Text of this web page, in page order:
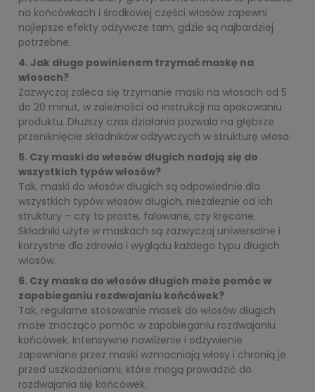
na końcówkach i środkowej części włosów zapewni
najlepsze efekty odżywcze tam, gdzie są najbardziej
potrzebne.
4. Jak długo powinienem trzymać maskę na
włosach?
Zazwyczaj zaleca się trzymanie maski na włosach od 5
do 20 minut, w zależności od instrukcji na opakowaniu
produktu. Dłuższy czas działania pozwala na głębsze
przeniknięcie składników odżywczych w strukturę włosa.
5. Czy maski do włosów długich nadają się do
wszystkich typów włosów?
Tak, maski do włosów długich są odpowiednie dla
wszystkich typów włosów długich, niezależnie od ich
struktury – czy to proste, falowane, czy kręcone.
Składniki użyte w maskach są zazwyczaj uniwersalne i
korzystne dla zdrowia i wyglądu każdego typu długich
włosów.
6. Czy maska do włosów długich może pomóc w
zapobieganiu rozdwajaniu końcówek?
Tak, regularne stosowanie masek do włosów długich
może znacząco pomóc w zapobieganiu rozdwajaniu
końcówek. Intensywne nawilżenie i odżywienie
zapewniane przez maski wzmacniają włosy i chronią je
przed uszkodzeniami, które mogą prowadzić do
rozdwajania się końcówek.